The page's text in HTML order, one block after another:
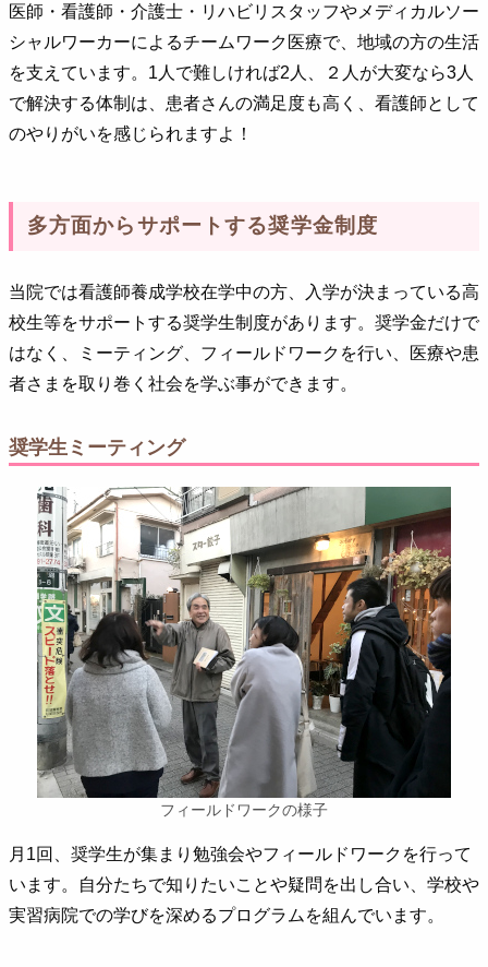
医師・看護師・介護士・リハビリスタッフやメディカルソー
シャルワーカーによるチームワーク医療で、地域の方の生活
を支えています。1人で難しければ2人、２人が大変なら3人
で解決する体制は、患者さんの満足度も高く、看護師として
のやりがいを感じられますよ！
多方面からサポートする奨学金制度
当院では看護師養成学校在学中の方、入学が決まっている高
校生等をサポートする奨学生制度があります。奨学金だけで
はなく、ミーティング、フィールドワークを行い、医療や患
者さまを取り巻く社会を学ぶ事ができます。
奨学生ミーティング
フィールドワークの様子
月1回、奨学生が集まり勉強会やフィールドワークを行って
います。自分たちで知りたいことや疑問を出し合い、学校や
実習病院での学びを深めるプログラムを組んでいます。